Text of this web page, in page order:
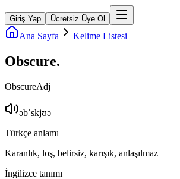
Giriş Yap Ücretsiz Üye Ol
Ana Sayfa Kelime Listesi
Obscure.
ObscureAdj
əbˈskjʊə
Türkçe anlamı
Karanlık, loş, belirsiz, karışık, anlaşılmaz
İngilizce tanımı